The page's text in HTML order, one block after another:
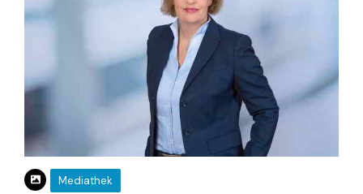
Mediathek